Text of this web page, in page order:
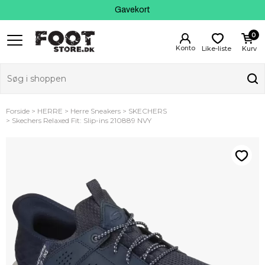
Gavekort
Kundeservice
Kurv
0
Like-liste
Forside HERRE Herre Sneakers
SKECHERS
Skechers Relaxed Fit: Slip-ins 210889 NVY